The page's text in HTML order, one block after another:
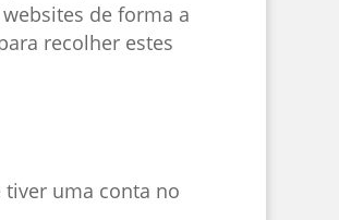
de forma a
recolher estes
uma conta no